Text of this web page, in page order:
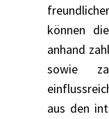
können
anhand
sowie
aus den